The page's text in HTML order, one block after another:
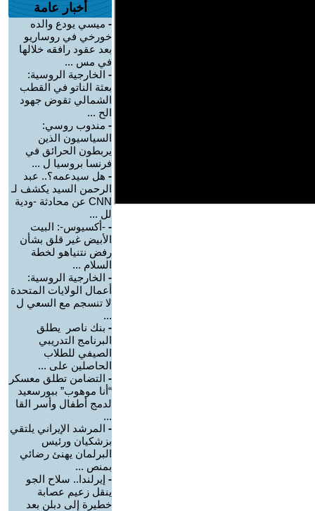
أخبار عامة
- ميسي يودع والده
خورخي في روساريو
بعد عقود رافقه خلالها
في مس ...
- الخارجية الروسية:
بعثة الناتو في القطب
الشمالي تقوض جهود
الح ...
- مندوب روسي:
السياسيون الذين
يربطون الحرائق في
فرنسا بروسيا ل ...
- هل سيدعمه؟.. عبد
الرحمن السيد يكشف لـ
CNN عن محادثة -ودية
لل ...
- -أكسيوس-: البيت
الأبيض غير قلق بشأن
رفض نتنياهو لخطة
السلام ...
- الخارجية الروسية:
أعمال الولايات المتحدة
لا تنسجم مع السعي ل
...
- بنك ناصر يطلق
البرنامج التدريبي
الصيفي للطلاب
الحاصلين على ...
- التضامن تطلق معسكر
“أنا موهوب” ببورسعيد
لدمج أطفال وأسر القا
...
- المرشد الإيراني يلتقي
بزشكيان ورئيس
البرلمان يهنئ رضائي
بمنص ...
- إيرلندا.. سلاح الجو
ينقل زعيم عصابة
خطيرة إلى دبلن بعد